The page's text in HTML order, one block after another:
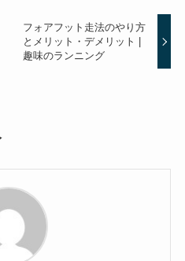
フォアフット走法のやり方
とメリット・デメリット |
趣味のランニング